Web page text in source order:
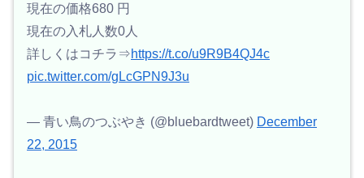
現在の価格680 円
現在の入札人数0人
詳しくはコチラ⇒https://t.co/u9R9B4QJ4c
pic.twitter.com/gLcGPN9J3u
— 青い鳥のつぶやき (@bluebardtweet) December
22, 2015